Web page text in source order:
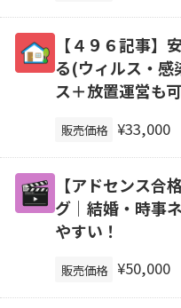
【４９６記事】
る(ウィルス・感
ス＋放置運営も
販売価格 ¥33,000
【アドセンス合
グ｜結婚・時事
やすい！
販売価格 ¥50,000